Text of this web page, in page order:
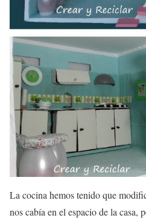
La cocina hemos tenido que
nos cabía en el espacio de la casa,